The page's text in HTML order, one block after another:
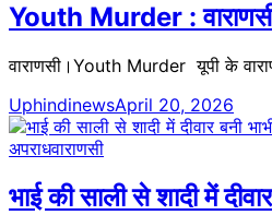
Youth Murder : वाराणसी
वाराणसी।Youth Murder यूपी के
UphindinewsApril 20, 2026
अपराधवाराणसी
भाई की साली से शादी में